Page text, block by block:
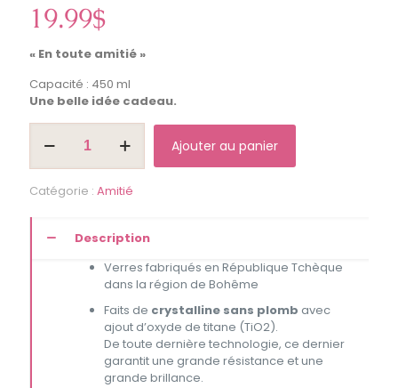
19.99$
« En toute amitié »
Capacité : 450 ml
Une belle idée cadeau.
Coupe
vin
"En
Ajouter au panier
Catégorie : Amitié
Description
Verres fabriqués en République Tchèque
dans la région de Bohême
Faits de crystalline sans plomb avec
ajout d’oxyde de titane (TiO2).
De toute dernière technologie, ce dernier
garantit une grande résistance et une
grande brillance.